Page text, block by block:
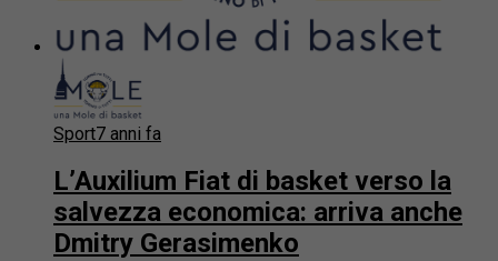
Sport7 anni fa
L’Auxilium Fiat di basket verso la
salvezza economica: arriva anche
Dmitry Gerasimenko